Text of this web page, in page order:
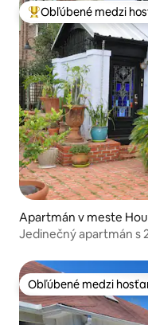
Najobľúbenejšie
Obľúbené medzi
Apartmán v meste
Jedinečný apartmán s
Obľúbené medzi
Obľúbené medzi